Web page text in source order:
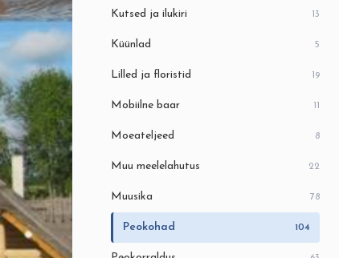
Kutsed ja ilukiri 13
Küünlad 5
Lilled ja floristid 19
Mobiilne baar 11
Moeateljeed 8
Muu meelelahutus 22
Muusika 78
Peokohad 104